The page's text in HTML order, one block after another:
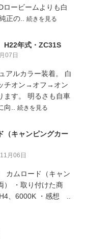
ロービームよりも白
正の.. 続きを見る
年式・ZC31S
07日
アルカラー装着。 白
チオン→オフ→オン
ます。 明るさも自車
向.. 続きを見る
（キャンピングカー
月06日
カムロード（キャン
） ・取り付けた商
6000K ・感想 ..